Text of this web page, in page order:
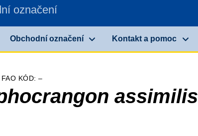
označení
Obchodní označení Kontakt a pomoc
FAO KÓD: –
assimilis